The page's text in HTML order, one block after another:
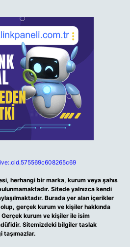
herhangi bir marka, kurum veya şahıs
Sitede yalnızca kendi
Burada yer alan içerikler
gerçek kurum ve kişiler hakkında
Gerçek kurum ve kişiler ile isim
Sitemizdeki bilgiler taslak
taşımazlar.